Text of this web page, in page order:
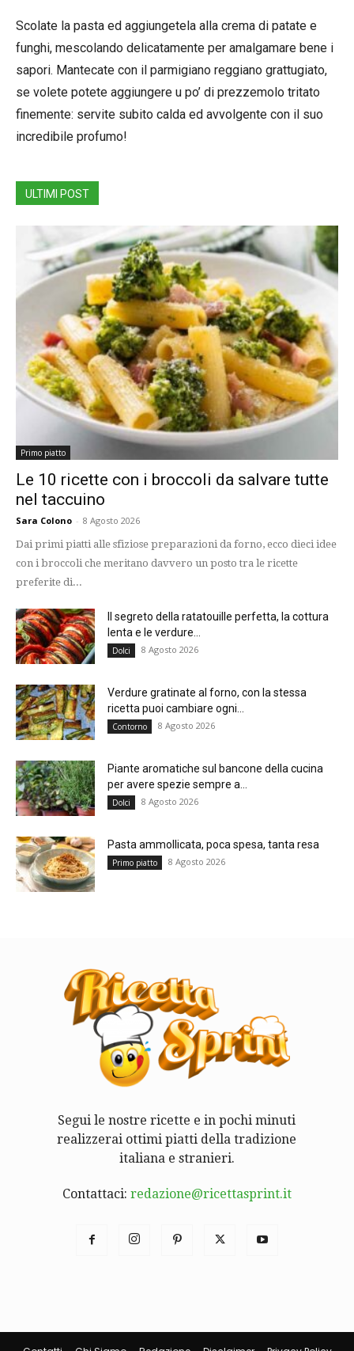
Scolate la pasta ed aggiungetela alla crema di patate e
funghi, mescolando delicatamente per amalgamare bene i
sapori. Mantecate con il parmigiano reggiano grattugiato,
se volete potete aggiungere u po’ di prezzemolo tritato
finemente: servite subito calda ed avvolgente con il suo
incredibile profumo!
ULTIMI POST
Primo piatto
Le 10 ricette con i broccoli da salvare tutte
nel taccuino
Sara Colono - 8 Agosto 2026
Dai primi piatti alle sfiziose preparazioni da forno, ecco dieci idee
con i broccoli che meritano davvero un posto tra le ricette
preferite di...
Il segreto della ratatouille perfetta, la cottura
lenta e le verdure...
Dolci 8 Agosto 2026
Verdure gratinate al forno, con la stessa
ricetta puoi cambiare ogni...
Contorno 8 Agosto 2026
Piante aromatiche sul bancone della cucina
per avere spezie sempre a...
Dolci 8 Agosto 2026
Pasta ammollicata, poca spesa, tanta resa
Primo piatto 8 Agosto 2026
Segui le nostre ricette e in pochi minuti
realizzerai ottimi piatti della tradizione
italiana e stranieri.
Contattaci: redazione@ricettasprint.it